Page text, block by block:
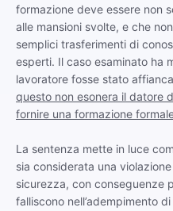
formazione deve essere non
alle mansioni svolte, e che
semplici trasferimenti di
esperti. Il caso esaminato ha
lavoratore fosse stato
questo non esonera il datore
fornire una formazione
La sentenza mette in luce
sia considerata una
sicurezza, con conseguenze
falliscono nell’adempimento